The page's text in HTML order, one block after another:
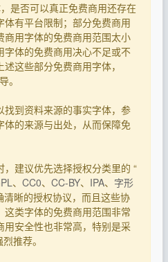
是否可以真正免费商用还存在
有平台限制；部分免费商用
商用字体的免费商用范围太小
字体的免费商用决心不足或不
这些部分免费商用字体，
。
到资料来源的事实字体，参
的来源与出处，从而保障免
建议优先选择授权分类里的 “
、 CC0、 CC-BY、 IPA、 字形
清晰的授权协议，而且这些协
类字体的免费商用范围非常
安全性也非常高，特别是采
推荐。